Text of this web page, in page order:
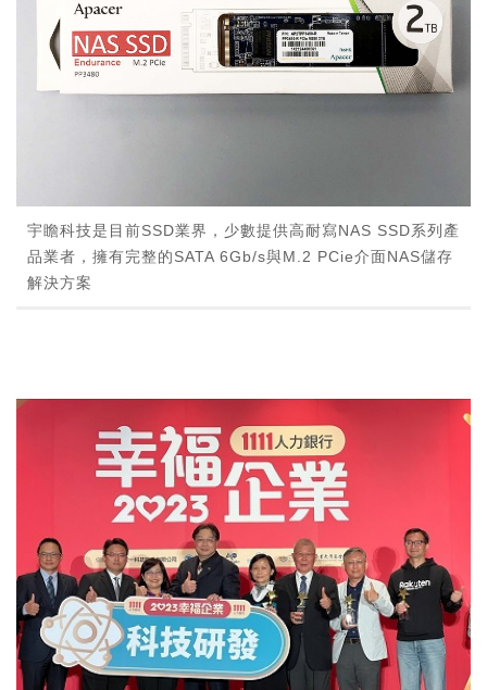
宇瞻科技是目前SSD業界，少數提供高耐寫NAS SSD系列產
品業者，擁有完整的SATA 6Gb/s與M.2 PCie介面NAS儲存
解決方案